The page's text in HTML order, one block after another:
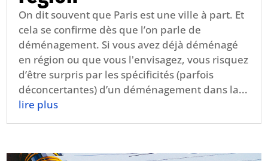
On dit souvent que Paris est une ville à part. Et
cela se confirme dès que l’on parle de
déménagement. Si vous avez déjà déménagé
en région ou que vous l'envisagez, vous risquez
d’être surpris par les spécificités (parfois
déconcertantes) d’un déménagement dans la...
lire plus